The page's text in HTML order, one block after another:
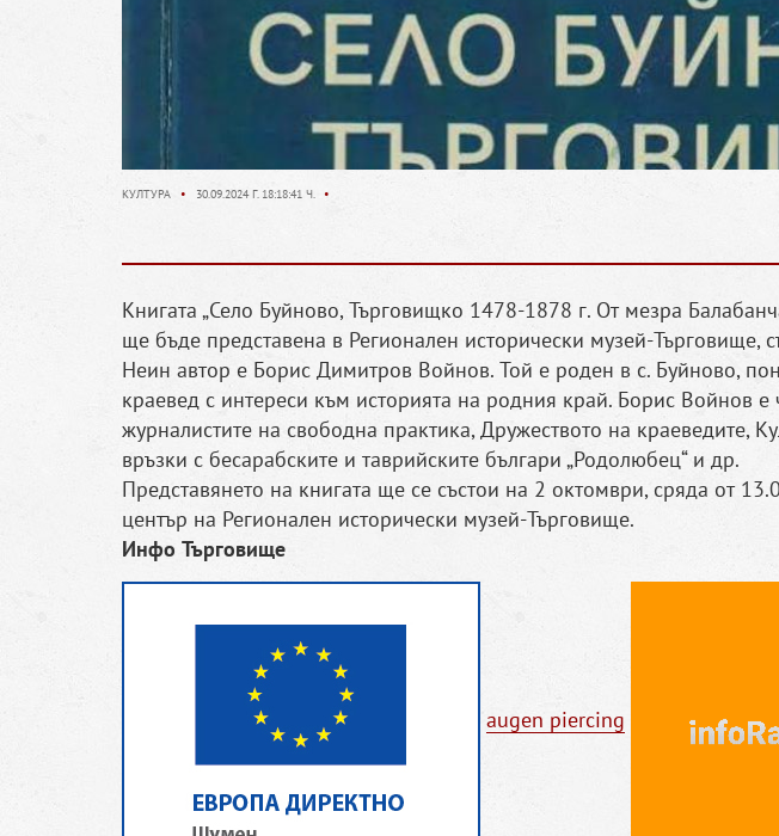
КУЛТУРА • 30.09.2024 Г. 18:18:41 Ч. •
Книгата „Село Буйново, Търговищко 1478-1878 г. От мезра
ще бъде представена в Регионален исторически музей-Търговище,
Неин автор е Борис Димитров Войнов. Той е роден в с. Буйново,
краевед с интереси към историята на родния край. Борис Войнов е
журналистите на свободна практика, Дружеството на краеведите,
връзки с бесарабските и таврийските българи „Родолюбец“ и др.
Представянето на книгата ще се състои на 2 октомври, сряда от
център на Регионален исторически музей-Търговище.
Инфо Търговище
augen piercing